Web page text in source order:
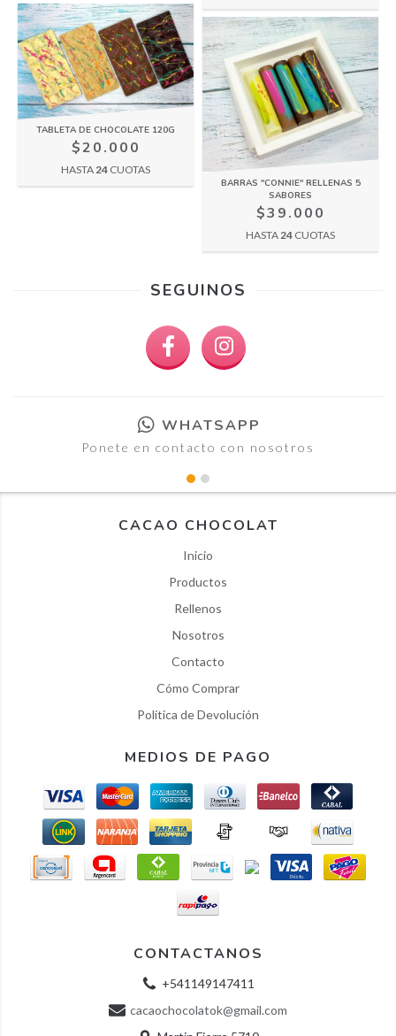
TABLETA DE CHOCOLATE 120G
$20.000
HASTA24 CUOTAS
BARRAS "CONNIE" RELLENAS 5
SABORES
$39.000
HASTA 24 CUOTAS
SEGUINOS
WHATSAPP
Ponete en contacto con nosotros
CACAO CHOCOLAT
Inicio
Productos
Rellenos
Nosotros
Contacto
Cómo Comprar
Política de Devolución
MEDIOS DE PAGO
CONTACTANOS
+541149147411
cacaochocolatok@gmail.com